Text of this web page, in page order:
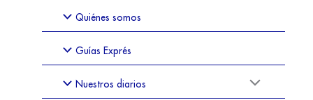
Quiénes somos
Guías Exprés
Nuestros diarios